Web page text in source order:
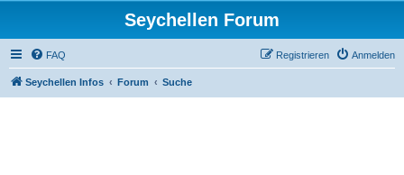
Seychellen Forum
FAQ Anmelden
Registrieren
Seychellen Infos Forum Suche